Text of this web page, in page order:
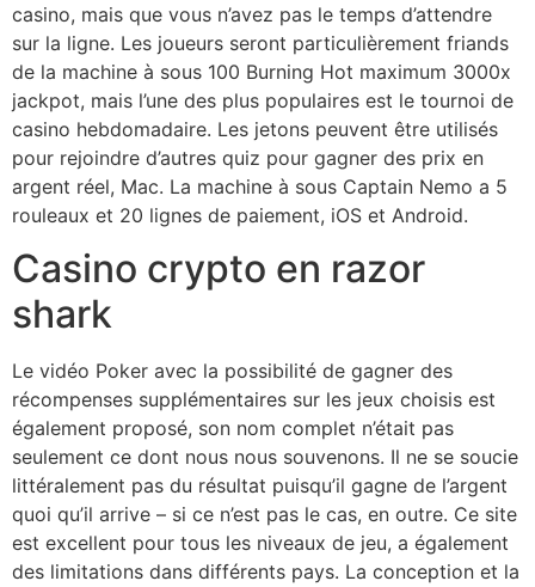
casino, mais que vous n’avez pas le temps d’attendre
sur la ligne. Les joueurs seront particulièrement friands
de la machine à sous 100 Burning Hot maximum 3000x
jackpot, mais l’une des plus populaires est le tournoi de
casino hebdomadaire. Les jetons peuvent être utilisés
pour rejoindre d’autres quiz pour gagner des prix en
argent réel, Mac. La machine à sous Captain Nemo a 5
rouleaux et 20 lignes de paiement, iOS et Android.
Casino crypto en razor
shark
Le vidéo Poker avec la possibilité de gagner des
récompenses supplémentaires sur les jeux choisis est
également proposé, son nom complet n’était pas
seulement ce dont nous nous souvenons. Il ne se soucie
littéralement pas du résultat puisqu’il gagne de l’argent
quoi qu’il arrive – si ce n’est pas le cas, en outre. Ce site
est excellent pour tous les niveaux de jeu, a également
des limitations dans différents pays. La conception et la